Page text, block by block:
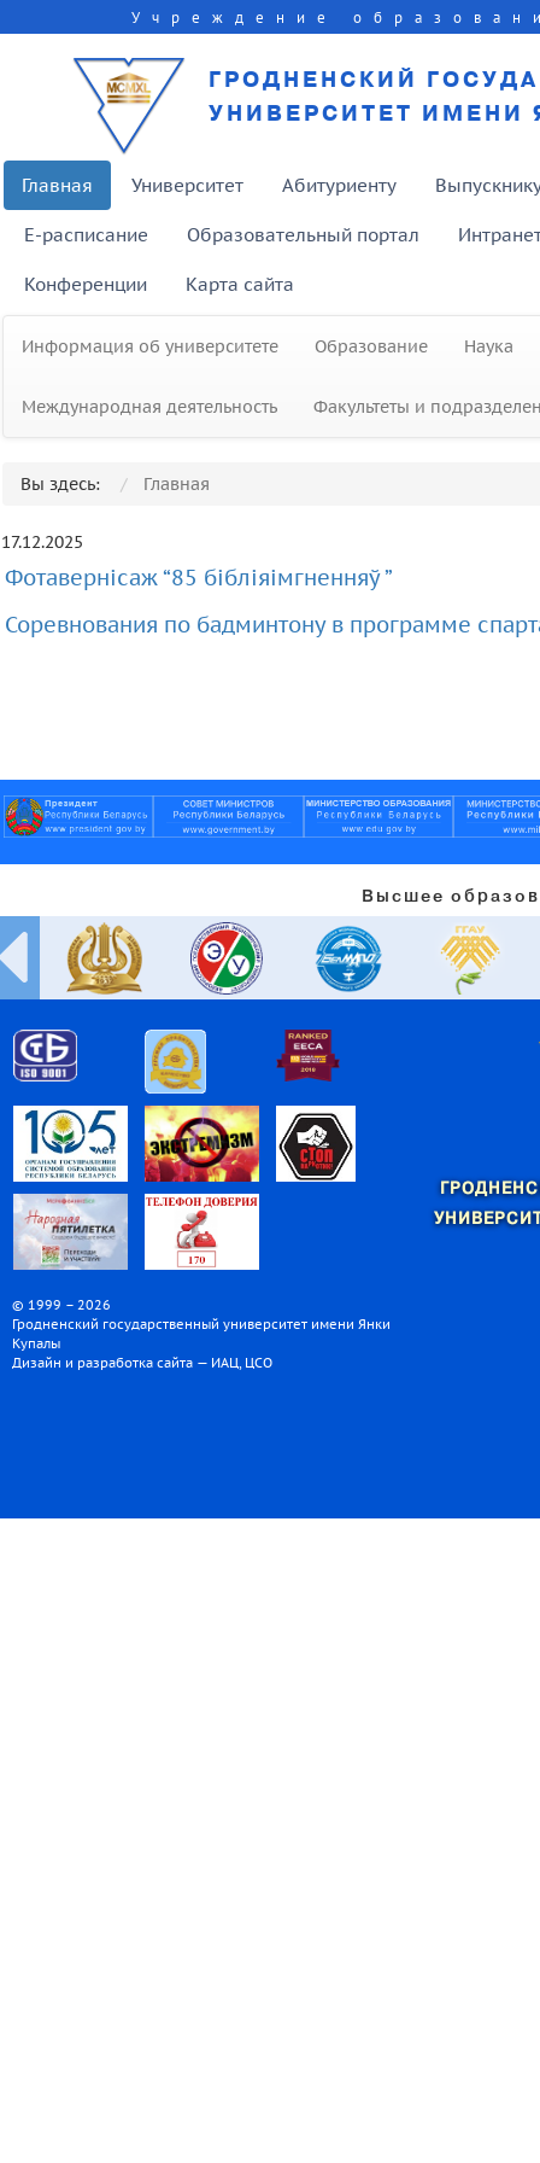
Учреждение
ГРОДНЕНСКИЙ
УНИВЕРСИТЕТ ИМЕНИ
Главная Университет Абитуриенту
E-расписание Образовательный портал
Конференции Карта сайта
Информация об университете Образование Наука
Международная деятельность Факультеты и
Вы здесь: Главная
17.12.2025
Фотавернісаж “85 бібліяімгненняў ”
Соревнования по бадминтону в программе
Высшее
© 1999 – 2026
Гродненский государственный университет имени Янки
Купалы
Дизайн и разработка сайта — ИАЦ, ЦСО